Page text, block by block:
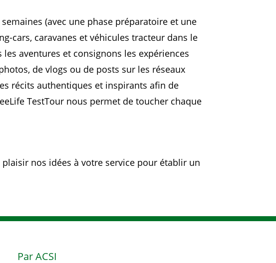
semaines (avec une phase préparatoire et une
cars, caravanes et véhicules tracteur dans le
aventures et consignons les expériences
de vlogs ou de posts sur les réseaux
récits authentiques et inspirants afin de
TestTour nous permet de toucher chaque
nos idées à votre service pour établir un
Par ACSI